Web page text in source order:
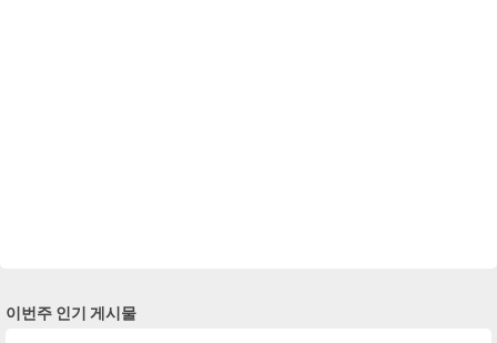
이번주 인기 게시물